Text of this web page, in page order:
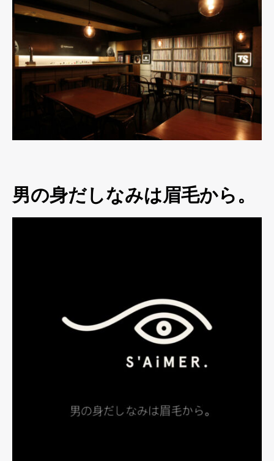
男の身だしなみは眉毛から。